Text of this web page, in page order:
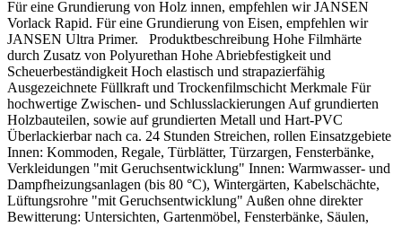
Für eine Grundierung von Holz innen, empfehlen wir JANSEN
Vorlack Rapid. Für eine Grundierung von Eisen, empfehlen wir
JANSEN Ultra Primer. Produktbeschreibung Hohe Filmhärte
durch Zusatz von Polyurethan Hohe Abriebfestigkeit und
Scheuerbeständigkeit Hoch elastisch und strapazierfähig
Ausgezeichnete Füllkraft und Trockenfilmschicht Merkmale Für
hochwertige Zwischen- und Schlusslackierungen Auf grundierten
Holzbauteilen, sowie auf grundierten Metall und Hart-PVC
Überlackierbar nach ca. 24 Stunden Streichen, rollen Einsatzgebiete
Innen: Kommoden, Regale, Türblätter, Türzargen, Fensterbänke,
Verkleidungen "mit Geruchsentwicklung" Innen: Warmwasser- und
Dampfheizungsanlagen (bis 80 °C), Wintergärten, Kabelschächte,
Lüftungsrohre "mit Geruchsentwicklung" Außen ohne direkter
Bewitterung: Untersichten, Gartenmöbel, Fensterbänke, Säulen,